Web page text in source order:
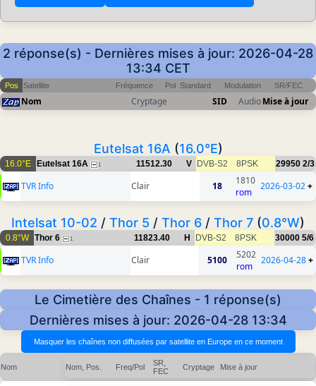
2 réponse(s) - Dernières mises à jour: 2026-04-28
13:34 CET
Pos Satellite Fréquence Pol Standard Modulation SR/FEC
Nom Cryptage SID AudioMise à jour
Eutelsat 16A (16.0°E)
16.0°E Eutelsat 16A 1 11512.30 V DVB-S2 8PSK 29950 2/3
TVR Info Clair 18
1810
rom
2026-03-02+
Intelsat 10-02 / Thor 5 / Thor 6 / Thor 7 (0.8°W)
0.8°W Thor 6 1 11823.40 H DVB-S2 8PSK 30000 5/6
TVR Info Clair 5100
5202
rom
2026-04-28+
Le Cimetière des Chaînes - 1 réponse(s)
Dernières mises à jour: 2026-04-28 13:34
Nom Nom, Pos. Freq/Pol
SR,
FEC
Cryptage Mise à jour